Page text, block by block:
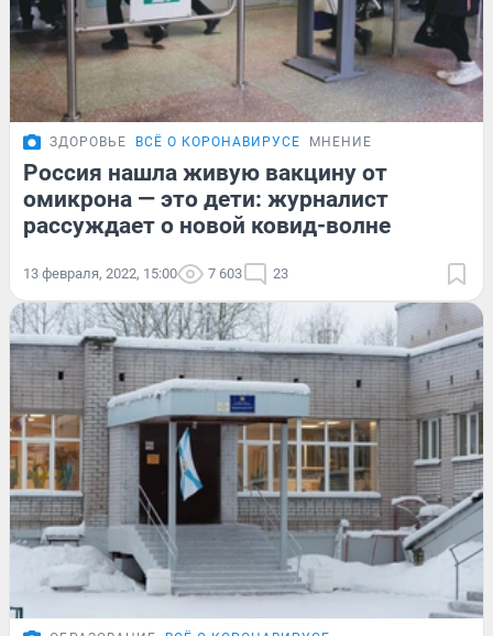
ЗДОРОВЬЕ ВСЁ О КОРОНАВИРУСЕ МНЕНИЕ
Россия нашла живую вакцину от
омикрона — это дети: журналист
рассуждает о новой ковид-волне
13 февраля, 2022, 15:00 7 603 23